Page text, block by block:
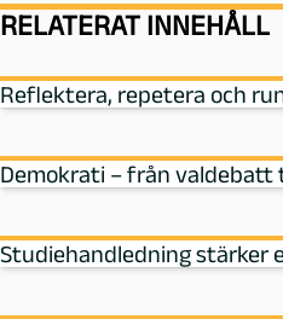
RELATERAT INNEHÅLL
Reflektera, repetera och
Demokrati – från valdebatt
Studiehandledning stärker